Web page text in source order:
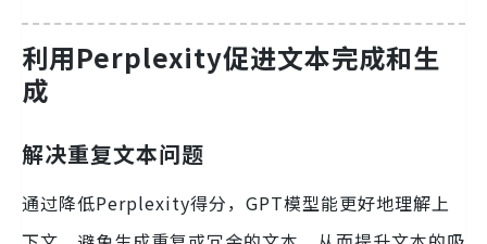
利用Perplexity促进文本完成和生
成
解决重复文本问题
通过降低Perplexity得分，GPT模型能更好地理解上